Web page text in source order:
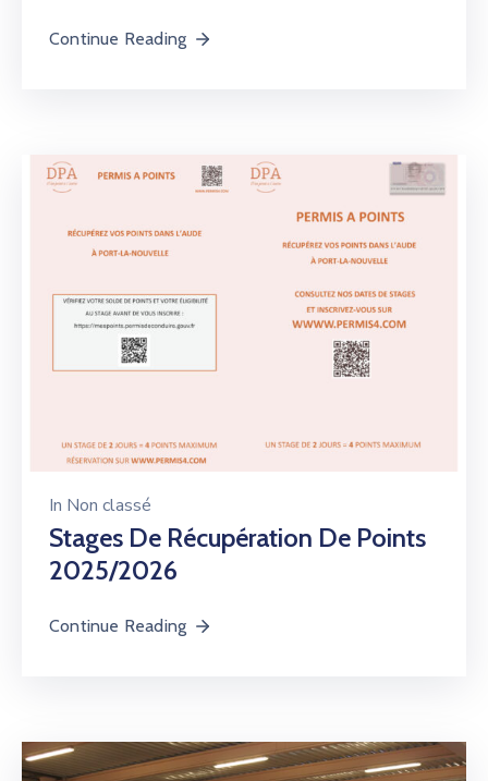
Continue Reading
In Non classé
Stages De Récupération De Points
2025/2026
Continue Reading